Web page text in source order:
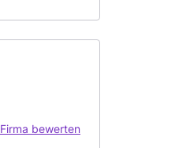
Firma bewerten